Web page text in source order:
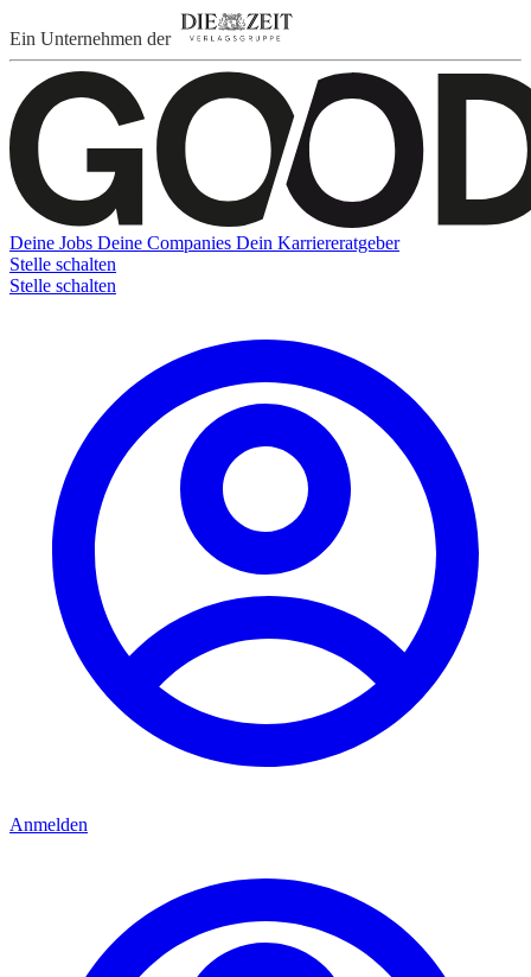
Ein Unternehmen der
Deine Jobs Deine Companies Dein Karriereratgeber
Stelle schalten
Stelle schalten
Anmelden